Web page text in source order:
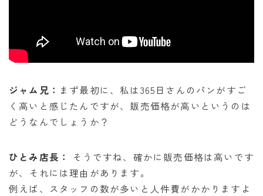
ポイント
アクセス
お問い合わせ
ジャム兄： まず最初に、私は365日さんのパンがすご
く高いと感じたんですが、販売価格が高いというのは
どうなんでしょうか？
ひとみ店長：
そうですね、確かに販売価格は高いです
が、それには理由があります。
例えば、スタッフの数が多いと人件費がかかりますよ